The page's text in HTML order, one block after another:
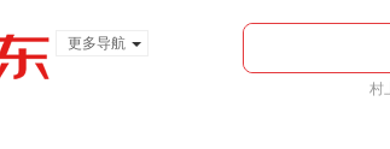
更多导航
村